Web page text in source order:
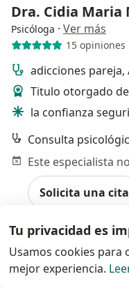
Dra. Cidia
Psicóloga · Ver más
15 opiniones
adicciones
Titulo otorgado de
la confianza
Consulta
Solicita una cita
Tu privacidad es
Usamos cookies para
mejor experiencia.